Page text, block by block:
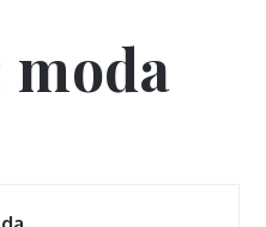
moda